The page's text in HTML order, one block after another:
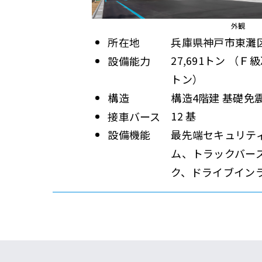
外観
所在地
兵庫県神戸市東灘
設備能力
27,691トン （Ｆ
トン）
構造
構造4階建 基礎免
接車バース
12 基
設備機能
最先端セキュリテ
ム、トラックバー
ク、ドライブイン